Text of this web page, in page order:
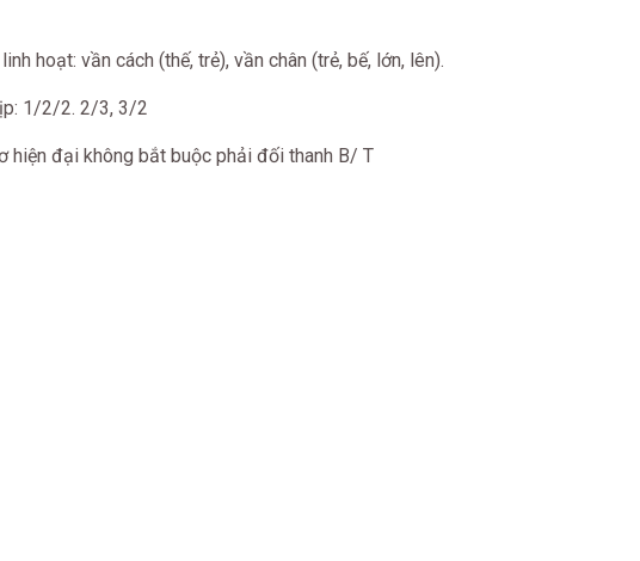
hoạt: vần cách (thế, trẻ), vần chân (trẻ, bế, lớn, lên).
1/2/2. 2/3, 3/2
hiện đại không bắt buộc phải đối thanh B/ T